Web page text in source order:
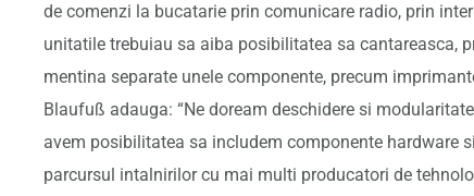
de comenzi la bucatarie prin comunicare radio, prin
unitatile trebuiau sa aiba posibilitatea sa cantareasca,
mentina separate unele componente, precum
Blaufuß adauga: “Ne doream deschidere si
avem posibilitatea sa includem componente hardware
parcursul intalnirilor cu mai multi producatori de